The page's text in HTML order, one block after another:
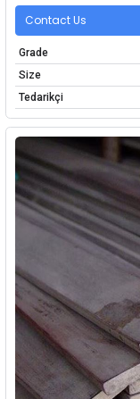
Contact Us
Grade
Size
Tedarikçi